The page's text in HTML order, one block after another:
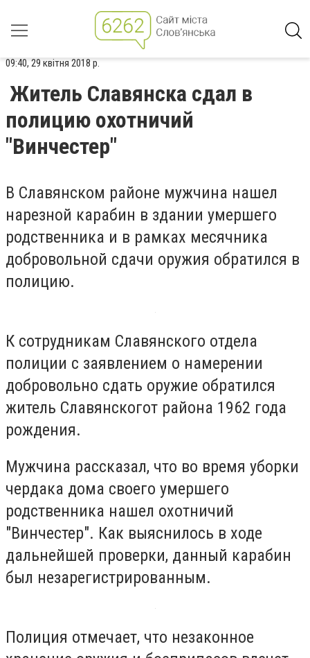
09:40, 29 квітня 2018 р.
Житель Славянска сдал в
полицию охотничий
"Винчестер"
В Славянском районе мужчина нашел
нарезной карабин в здании умершего
родственника и в рамках месячника
добровольной сдачи оружия обратился в
полицию.
К сотрудникам Славянского отдела
полиции с заявлением о намерении
добровольно сдать оружие обратился
житель Славянскогот района 1962 года
рождения.
Мужчина рассказал, что во время уборки
чердака дома своего умершего
родственника нашел охотничий
"Винчестер". Как выяснилось в ходе
дальнейшей проверки, данный карабин
был незарегистрированным.
Полиция отмечает, что незаконное